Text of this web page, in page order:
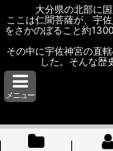
大分県の北部に
ここは仁聞菩薩が、宇
をさかのぼること約
その中に宇佐神宮の直
した。そんな歴
メニュー